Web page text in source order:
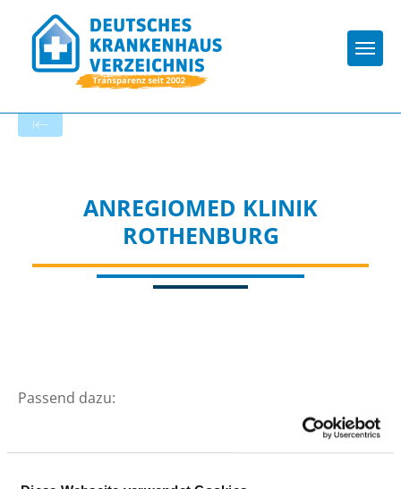
ANREGIOMED KLINIK
ROTHENBURG
Passend dazu:
Therapeutisches Personal